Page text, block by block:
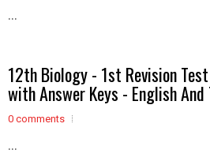
...
12th Biology - 1st Revision
with Answer Keys - English
0 comments
...